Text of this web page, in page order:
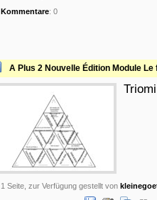
Kommentare: 0
A Plus 2 Nouvelle Édition Module
1 Seite, zur Verfügung gestellt von